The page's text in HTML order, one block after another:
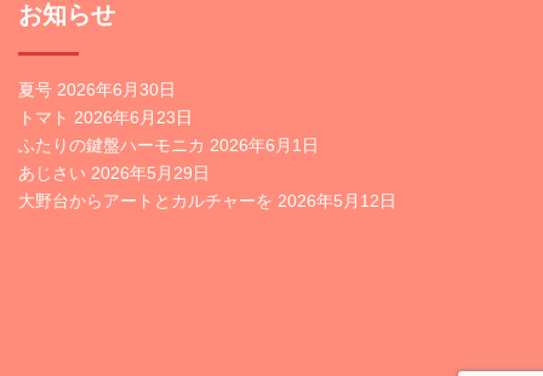
お知らせ
夏号 2026年6月30日
トマト 2026年6月23日
ふたりの鍵盤ハーモニカ 2026年6月1日
あじさい 2026年5月29日
大野台からアートとカルチャーを 2026年5月12日